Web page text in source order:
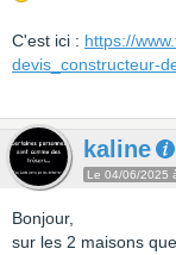
C'est ici : https://
devis_constructeur-
kaline
Le 04/06/2025
Bonjour,
sur les 2 maisons